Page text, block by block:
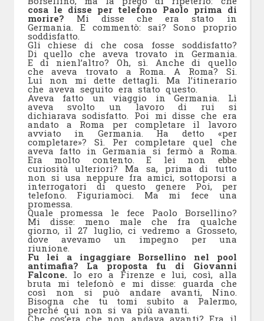
cosa le disse per telefono Paolo prima di
morire? Mi disse che era stato in
Germania. E commentò: sai? Sono proprio
soddisfatto.
Gli chiese di che cosa fosse soddisfatto?
Di quello che aveva trovato in Germania.
E di nienl’altro? Oh, sì. Anche di quello
che aveva trovato a Roma. A Roma? Si.
Lui non mi dette dettagli. Ma l’itinerario
che aveva seguito era stato questo.
Aveva fatto un viaggio in Germania. Lì
aveva svolto un lavoro di rui si
dichiarava sodisfatto. Poi mi disse che era
andato a Roma per completare il lavoro
avviato in Germania. Ha detto «per
completare»? Sì. Per completare quel che
aveva fatto in Germania si fermò a Roma.
Era molto contento. E lei non ebbe
curiosità ulteriori? Ma sa, prima di tutto
non si usa neppure fra amici, sottoporsi a
interrogatori di questo genere Poi, per
telefono. Figuriamoci. Ma mi fece una
promessa.
Quale promessa le fece Paolo Borsellino?
Mi disse: meno male che fra qualche
giorno, il 27 luglio, ci vedremo a Grosseto,
dove avevamo un impegno per una
riunione.
Fu lei a ingaggiare Borsellino nel pool
antimafia? La proposta fu di Giovanni
Falcone.Io ero a Firenze e lui, così, alla
bruta mi telefonò e mi disse: guarda che
così non si può andare avanti, Nino.
Bisogna che tu tomi subito a Palermo,
perché qui non si va più avanti.